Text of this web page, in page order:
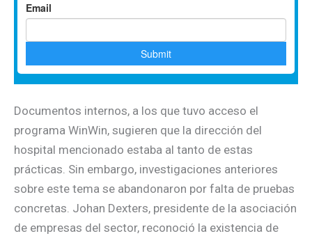
Documentos internos, a los que tuvo acceso el
programa WinWin, sugieren que la dirección del
hospital mencionado estaba al tanto de estas
prácticas. Sin embargo, investigaciones anteriores
sobre este tema se abandonaron por falta de pruebas
concretas. Johan Dexters, presidente de la asociación
de empresas del sector, reconoció la existencia de